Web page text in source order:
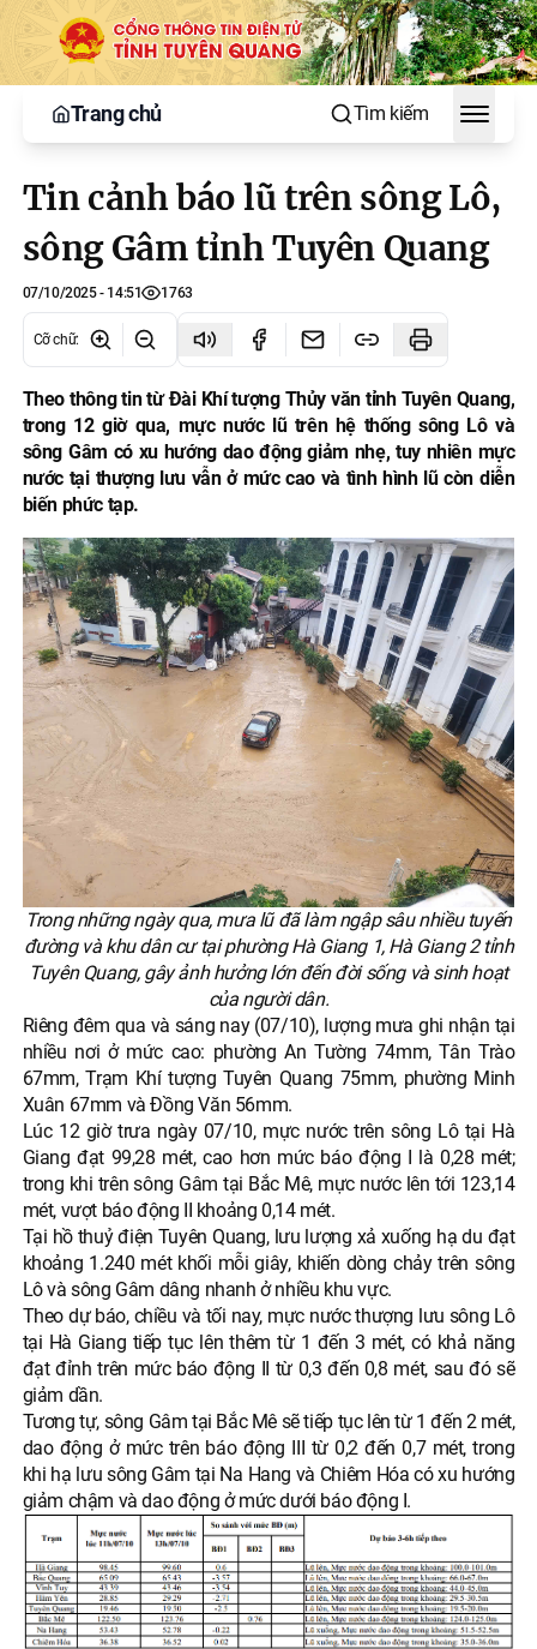
Trang chủ Tìm kiếm
Toggle
Tin cảnh báo lũ trên sông Lô,
sông Gâm tỉnh Tuyên Quang
07/10/2025 - 14:51 1763
Cỡ chữ:
Theo thông tin từ Đài Khí tượng Thủy văn tỉnh Tuyên Quang,
trong 12 giờ qua, mực nước lũ trên hệ thống sông Lô và
sông Gâm có xu hướng dao động giảm nhẹ, tuy nhiên mực
nước tại thượng lưu vẫn ở mức cao và tình hình lũ còn diễn
biến phức tạp.
Trong những ngày qua, mưa lũ đã làm ngập sâu nhiều tuyến
đường và khu dân cư tại phường Hà Giang 1, Hà Giang 2 tỉnh
Tuyên Quang, gây ảnh hưởng lớn đến đời sống và sinh hoạt
của người dân.
Riêng đêm qua và sáng nay (07/10), lượng mưa ghi nhận tại
nhiều nơi ở mức cao: phường An Tường 74mm, Tân Trào
67mm, Trạm Khí tượng Tuyên Quang 75mm, phường Minh
Xuân 67mm và Đồng Văn 56mm.
Lúc 12 giờ trưa ngày 07/10, mực nước trên sông Lô tại Hà
Giang đạt 99,28 mét, cao hơn mức báo động I là 0,28 mét;
trong khi trên sông Gâm tại Bắc Mê, mực nước lên tới 123,14
mét, vượt báo động II khoảng 0,14 mét.
Tại hồ thuỷ điện Tuyên Quang, lưu lượng xả xuống hạ du đạt
khoảng 1.240 mét khối mỗi giây, khiến dòng chảy trên sông
Lô và sông Gâm dâng nhanh ở nhiều khu vực.
Theo dự báo, chiều và tối nay, mực nước thượng lưu sông Lô
tại Hà Giang tiếp tục lên thêm từ 1 đến 3 mét, có khả năng
đạt đỉnh trên mức báo động II từ 0,3 đến 0,8 mét, sau đó sẽ
giảm dần.
Tương tự, sông Gâm tại Bắc Mê sẽ tiếp tục lên từ 1 đến 2 mét,
dao động ở mức trên báo động III từ 0,2 đến 0,7 mét, trong
khi hạ lưu sông Gâm tại Na Hang và Chiêm Hóa có xu hướng
giảm chậm và dao động ở mức dưới báo động I.